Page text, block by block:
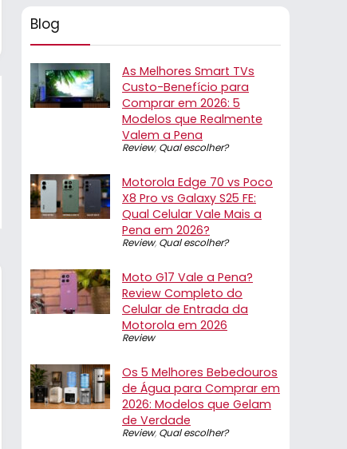
Blog
As Melhores Smart TVs
Custo-Benefício para
Comprar em 2026: 5
Modelos que Realmente
Valem a Pena
Review, Qual escolher?
Motorola Edge 70 vs Poco
X8 Pro vs Galaxy S25 FE:
Qual Celular Vale Mais a
Pena em 2026?
Review, Qual escolher?
Moto G17 Vale a Pena?
Review Completo do
Celular de Entrada da
Motorola em 2026
Review
Os 5 Melhores Bebedouros
de Água para Comprar em
2026: Modelos que Gelam
de Verdade
Review, Qual escolher?